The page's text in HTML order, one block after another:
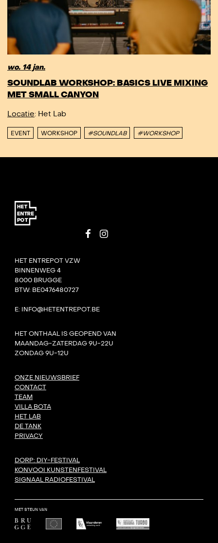
wo. 14 jan.
SOUNDLAB WORKSHOP: BASICS LIVE MIXING
MET SMALL CANYON
Locatie: Het Lab
EVENT WORKSHOP #SOUNDLAB #WORKSHOP
HET ENTREPOT VZW
BINNENWEG 4
8000 BRUGGE
BTW: BE0476480727
E: INFO@HETENTREPOT.BE
HET ONTHAAL IS GEOPEND VAN
MAANDAG-ZATERDAG 9U-22U
ZONDAG 9U-12U
ONZE NIEUWSBRIEF
CONTACT
TEAM
VILLA BOTA
HET LAB
DE TANK
PRIVACY
DORP: DIY-FESTIVAL
KONVOOI KUNSTENFESTIVAL
SIGNAAL RADIOFESTIVAL
MET STEUN VAN